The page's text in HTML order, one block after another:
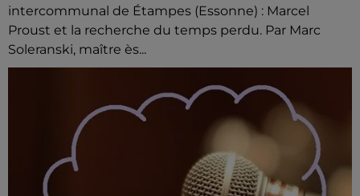
intercommunal de Étampes (Essonne) : Marcel
Proust et la recherche du temps perdu. Par Marc
Soleranski, maître ès...